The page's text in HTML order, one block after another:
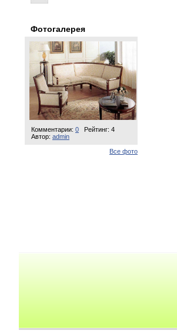
Фотогалерея
Комментарии: 0
Рейтинг: 4
Автор: admin
Все фото